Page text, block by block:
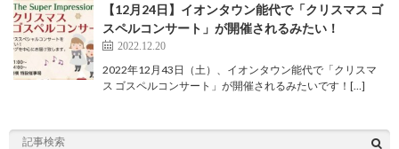
【12月24日】イオンタウン能代で「クリスマス ゴ
スペルコンサート」が開催されるみたい！
2022.12.20
2022年12月43日（土）、イオンタウン能代で「クリスマ
ス ゴスペルコンサート」が開催されるみたいです！[…]